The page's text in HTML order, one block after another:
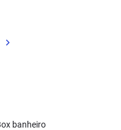
banheiro